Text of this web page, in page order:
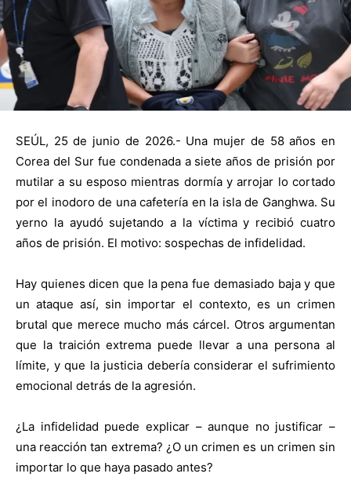
SEÚL, 25 de junio de 2026.- Una mujer de 58 años en
Corea del Sur fue condenada a siete años de prisión por
mutilar a su esposo mientras dormía y arrojar lo cortado
por el inodoro de una cafetería en la isla de Ganghwa. Su
yerno la ayudó sujetando a la víctima y recibió cuatro
años de prisión. El motivo: sospechas de infidelidad.
Hay quienes dicen que la pena fue demasiado baja y que
un ataque así, sin importar el contexto, es un crimen
brutal que merece mucho más cárcel. Otros argumentan
que la traición extrema puede llevar a una persona al
límite, y que la justicia debería considerar el sufrimiento
emocional detrás de la agresión.
¿La infidelidad puede explicar – aunque no justificar –
una reacción tan extrema? ¿O un crimen es un crimen sin
importar lo que haya pasado antes?